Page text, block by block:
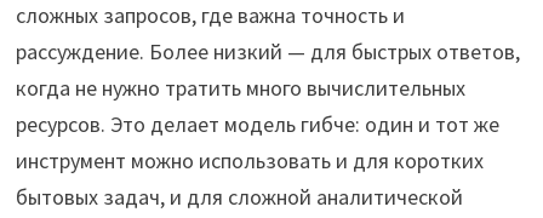
сложных запросов, где важна точность и
рассуждение. Более низкий — для быстрых ответов,
когда не нужно тратить много вычислительных
ресурсов. Это делает модель гибче: один и тот же
инструмент можно использовать и для коротких
бытовых задач, и для сложной аналитической